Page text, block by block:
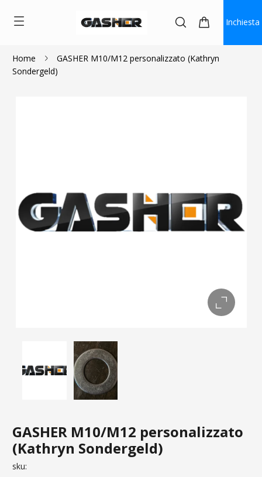
Inchiesta
Home
GASHER M10/M12 personalizzato (Kathryn
Sondergeld)
GASHER M10/M12 personalizzato
(Kathryn Sondergeld)
sku: